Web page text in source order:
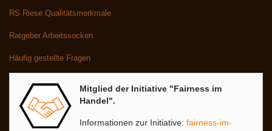
RS Riese Qualitätsmerkmale
Ratgeber Arbeitssocken
Häufig gestellte Fragen
Mitglied der Initiative "Fairness im
Handel".
Informationen zur Initiative: fairness-im-